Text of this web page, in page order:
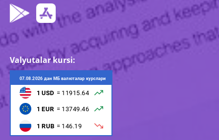
Valyutalar kursi: